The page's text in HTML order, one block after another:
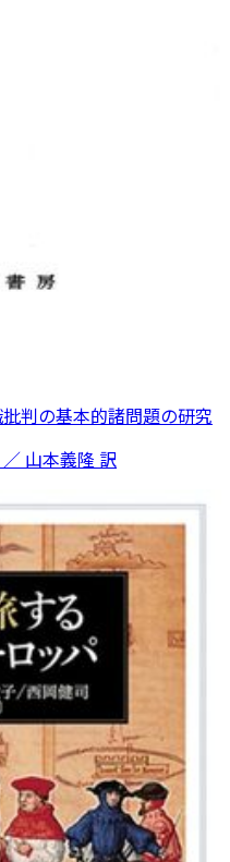
判の基本的諸問題の研究
山本義隆 訳